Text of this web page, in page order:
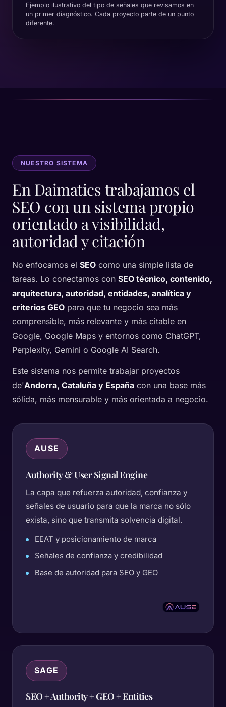
Ejemplo ilustrativo del tipo de señales que revisamos en
un primer diagnóstico. Cada proyecto parte de un punto
diferente.
NUESTRO SISTEMA
En Daimatics trabajamos el
SEO con un sistema propio
orientado a visibilidad,
autoridad y citación
No enfocamos el SEO como una simple lista de
tareas. Lo conectamos con SEO técnico, contenido,
arquitectura, autoridad, entidades, analítica y
criterios GEO para que tu negocio sea más
comprensible, más relevante y más citable en
Google, Google Maps y entornos como ChatGPT,
Perplexity, Gemini o Google AI Search.
Este sistema nos permite trabajar proyectos
de'Andorra, Cataluña y España con una base más
sólida, más mensurable y más orientada a negocio.
AUSE
Authority & User Signal Engine
La capa que refuerza autoridad, confianza y
señales de usuario para que la marca no sólo
exista, sino que transmita solvencia digital.
EEAT y posicionamiento de marca
Señales de confianza y credibilidad
Base de autoridad para SEO y GEO
SAGE
SEO + Authority + GEO + Entities